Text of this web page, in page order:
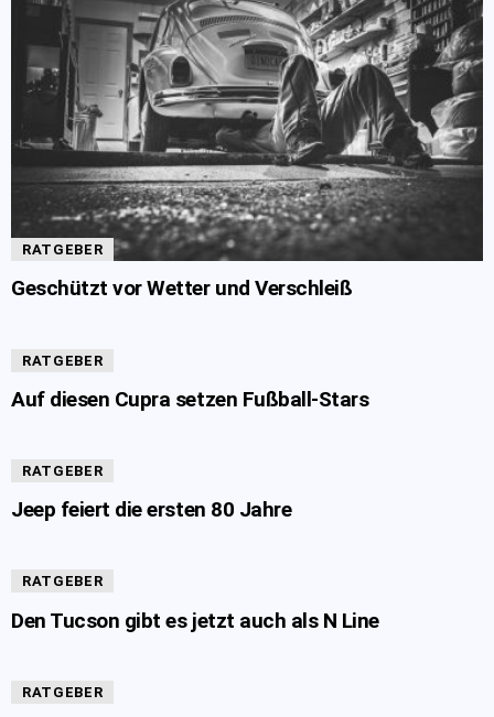
RATGEBER
Geschützt vor Wetter und Verschleiß
RATGEBER
Auf diesen Cupra setzen Fußball-Stars
RATGEBER
Jeep feiert die ersten 80 Jahre
RATGEBER
Den Tucson gibt es jetzt auch als N Line
RATGEBER